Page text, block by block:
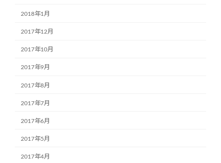
2018年1月
2017年12月
2017年10月
2017年9月
2017年8月
2017年7月
2017年6月
2017年5月
2017年4月